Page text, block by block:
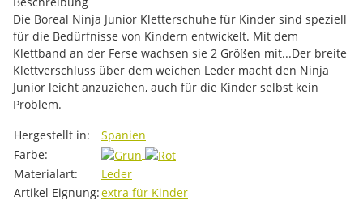
Die Boreal Ninja Junior Kletterschuhe für Kinder sind speziell
für die Bedürfnisse von Kindern entwickelt. Mit dem
Klettband an der Ferse wachsen sie 2 Größen mit...Der breite
Klettverschluss über dem weichen Leder macht den Ninja
Junior leicht anzuziehen, auch für die Kinder selbst kein
Problem.
Produkteigenschaft
Wert
Hergestellt in:
Spanien
Farbe:
Materialart:
Leder
Artikel Eignung:extra für Kinder